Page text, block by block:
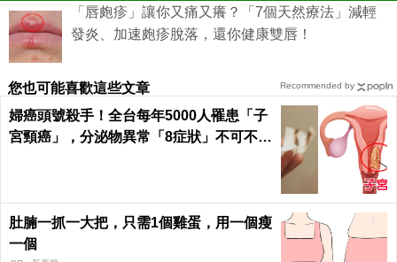
「唇皰疹」讓你又痛又癢？「7個天然療法」減輕
發炎、加速皰疹脫落，還你健康雙唇！
您也可能喜歡這些文章
婦癌頭號殺手！全台每年5000人罹患「子
宮頸癌」，分泌物異常「8症狀」不可不知
肚腩一抓一大把，只需1個雞蛋，用一個瘦
一個
Recommended by